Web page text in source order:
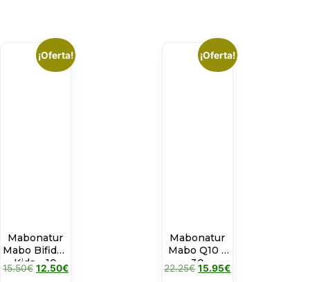
¡Oferta!
Mabonatur
Mabo Bifidus
Kids – 10
SOBRES
15.50€ 12.50€
¡Oferta!
Mabonatur
Mabo Q10 –
30
CAPSULAS
22.25€ 15.95€